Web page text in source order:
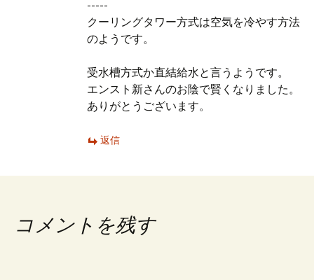
-----
クーリングタワー方式は空気を冷やす方法
のようです。
受水槽方式か直結給水と言うようです。
エンスト新さんのお陰で賢くなりました。
ありがとうございます。
返信
コメントを残す